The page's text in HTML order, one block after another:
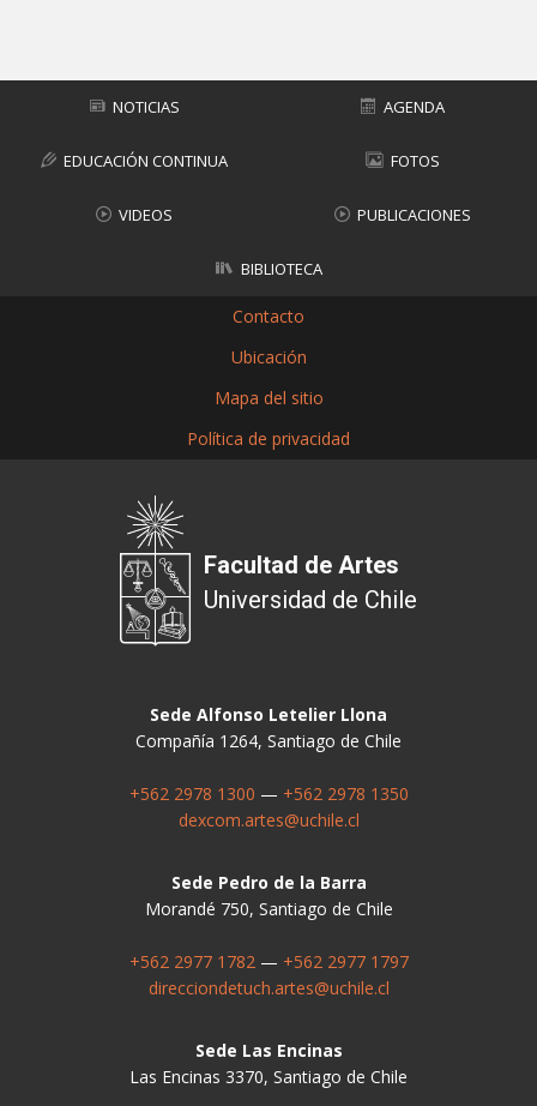
NOTICIAS AGENDA
EDUCACIÓN CONTINUA FOTOS
VIDEOS PUBLICACIONES
BIBLIOTECA
Contacto
Ubicación
Mapa del sitio
Política de privacidad
Facultad de Artes
Universidad de Chile
Sede Alfonso Letelier Llona
Compañía 1264, Santiago de Chile
+562 2978 1300 — +562 2978 1350
dexcom.artes@uchile.cl
Sede Pedro de la Barra
Morandé 750, Santiago de Chile
+562 2977 1782— +562 2977 1797
direcciondetuch.artes@uchile.cl
Sede Las Encinas
Las Encinas 3370, Santiago de Chile